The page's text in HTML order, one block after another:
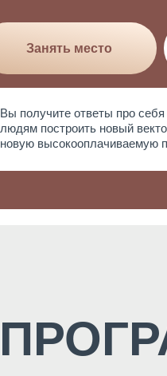
Занять место
Вы получите ответы про
людям построить новый
новую высокооплачиваемую